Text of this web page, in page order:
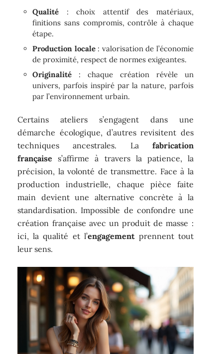
Qualité : choix attentif des matériaux,
finitions sans compromis, contrôle à chaque
étape.
Production locale: valorisation de l’économie
de proximité, respect de normes exigeantes.
Originalité : chaque création révèle un
univers, parfois inspiré par la nature, parfois
par l’environnement urbain.
Certains ateliers s’engagent dans une
démarche écologique, d’autres revisitent des
techniques ancestrales. La fabrication
française s’affirme à travers la patience, la
précision, la volonté de transmettre. Face à la
production industrielle, chaque pièce faite
main devient une alternative concrète à la
standardisation. Impossible de confondre une
création française avec un produit de masse :
ici, la qualité et l’engagementprennent tout
leur sens.